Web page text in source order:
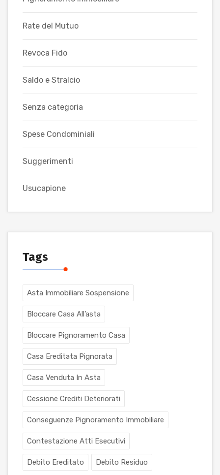
Rate del Mutuo
Revoca Fido
Saldo e Stralcio
Senza categoria
Spese Condominiali
Suggerimenti
Usucapione
Tags
Asta Immobiliare Sospensione
Bloccare Casa All’asta
Bloccare Pignoramento Casa
Casa Ereditata Pignorata
Casa Venduta In Asta
Cessione Crediti Deteriorati
Conseguenze Pignoramento Immobiliare
Contestazione Atti Esecutivi
Debito Ereditato Debito Residuo